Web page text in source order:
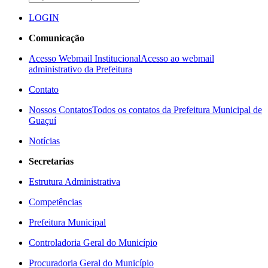
LOGIN
Comunicação
Acesso Webmail InstitucionalAcesso ao webmail
administrativo da Prefeitura
Contato
Nossos ContatosTodos os contatos da Prefeitura Municipal de
Guaçuí
Notícias
Secretarias
Estrutura Administrativa
Competências
Prefeitura Municipal
Controladoria Geral do Município
Procuradoria Geral do Município